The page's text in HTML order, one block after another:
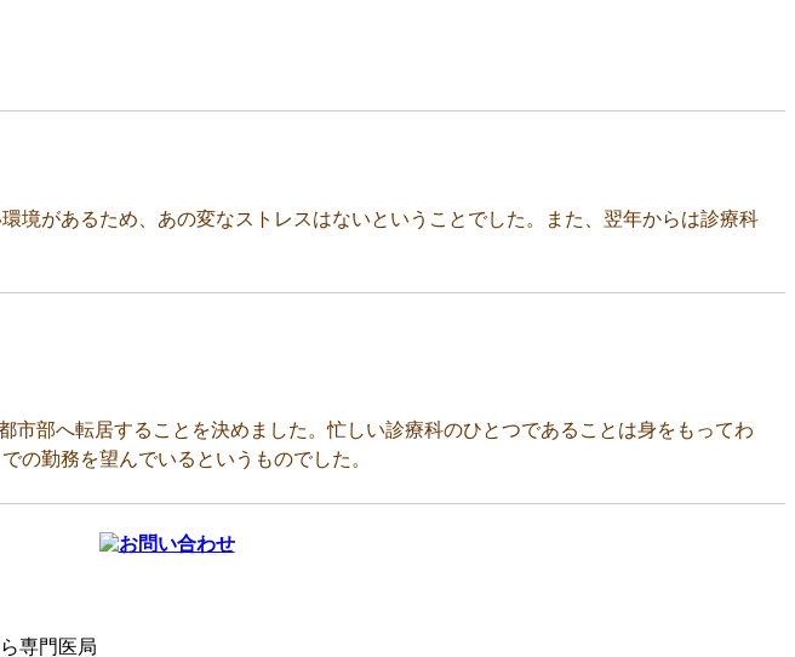
境があるため、あの変なストレスはないということでした。また、翌年からは診療科
部へ転居することを決めました。忙しい診療科のひとつであることは身をもってわ
の勤務を望んでいるというものでした。